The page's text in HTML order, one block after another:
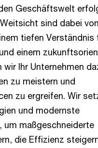
Geschäftswelt
sind dabei
tiefen Verständnis
einem
Ihr Unternehmen
zu meistern und
zu ergreifen. Wir
und modernste
um maßgeschneiderte
die Effizienz